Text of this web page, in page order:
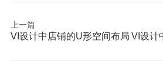
上一篇
VI设计中店铺的U形空间布局